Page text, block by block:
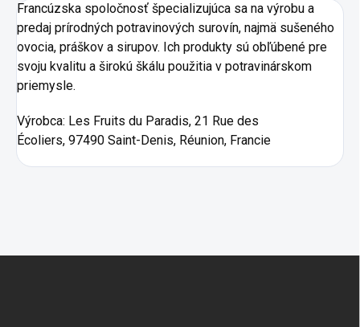
Francúzska spoločnosť špecializujúca sa na výrobu a
predaj prírodných potravinových surovín, najmä sušeného
ovocia, práškov a sirupov. Ich produkty sú obľúbené pre
svoju kvalitu a širokú škálu použitia v potravinárskom
priemysle.
Výrobca: Les Fruits du Paradis, 21 Rue des
Écoliers, 97490 Saint-Denis, Réunion, Francie